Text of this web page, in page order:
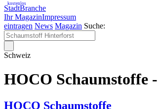
StadtBranche
Ihr MagazinImpressum
kostenlos
eintragen News Magazin Suche:
Schweiz
HOCO Schaumstoffe
HOCO Schaumstoffe